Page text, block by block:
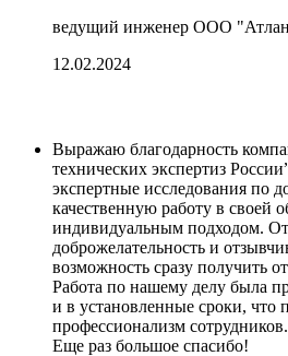
ведущий инженер ООО
12.02.2024
Выражаю благодарность
технических экспертиз
экспертные исследования по
качественную работу в своей
индивидуальным подходом.
доброжелательность и
возможность сразу получить
Работа по нашему делу была
и в установленные сроки, что
профессионализм сотрудников.
Еще раз большое спасибо!